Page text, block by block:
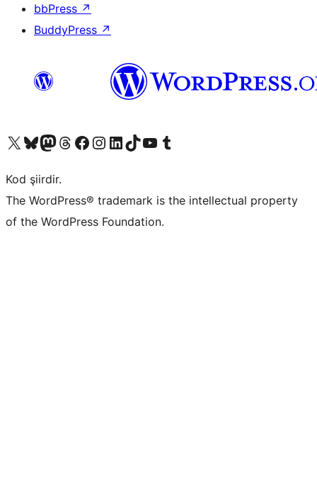
bbPress ↗
BuddyPress ↗
X (eski Twitter) hesabımıza bakın
Bluesky hesabımızı ziyaret edinMastodon hesabımızı ziyaret edinThreads hesabımızı ziyaret edinFacebook sayfamızı ziyaret edinInstagram hesabımızı ziyaret edinLinkedIn hesabımızı ziyaret edinTikTok hesabımızı ziyaret edinYouTube kanalımızı ziyaret edinTumblr hesabımızı ziyaret edin
Kod şiirdir.
The WordPress® trademark is the intellectual property
of the WordPress Foundation.